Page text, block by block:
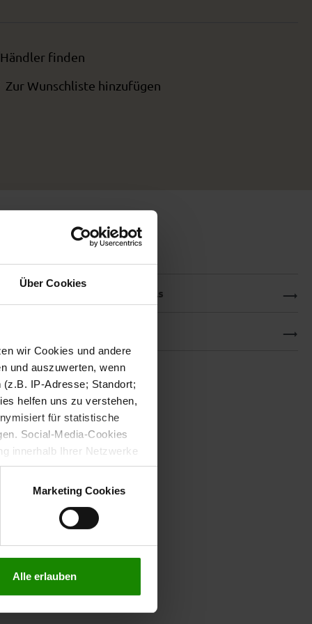
Über Cookies
wir Cookies und andere
und auszuwerten, wenn
IP-Adresse; Standort;
helfen uns zu verstehen,
für statistische
Social-Media-Cookies
innerhalb Ihrer Netzwerke
zulassen möchten.
“, wenn Sie mit
Sie bitte unsere
Marketing Cookies
Alle erlauben
Händler finden
Zur Wunschliste hinzufügen
Produktdetails